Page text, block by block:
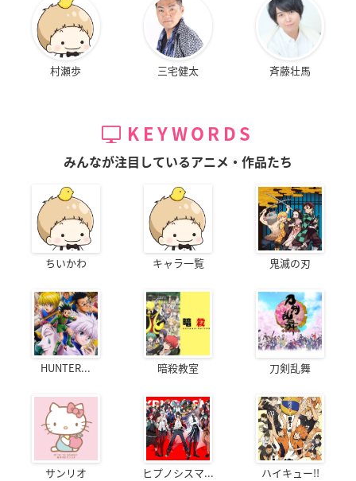
村瀬歩 三宅健太 斉藤壮馬
KEYWORDS
みんなが注目しているアニメ・作品たち
ちいかわ キャラ一覧 鬼滅の刃
HUNTER... 暗殺教室 刀剣乱舞
サンリオ ヒプノシスマ... ハイキュー!!